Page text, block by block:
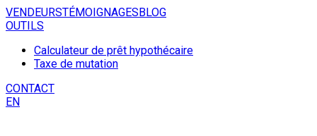
VENDEURSTÉMOIGNAGESBLOG
OUTILS
Calculateur de prêt hypothécaire
Taxe de mutation
CONTACT
EN